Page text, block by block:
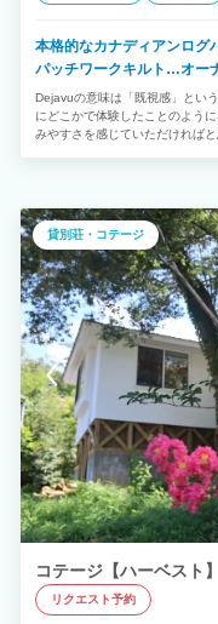
本格的なカナディアンログ
パッチワークキルト…オー
りとした贅沢な時間をお過
Dejavuの意味は「既視感」とい
にどこかで体験したことのよう
みやすさを感じていただければ
貸別荘・コテージ
コテージ【ハーベスト】
リクエスト予約